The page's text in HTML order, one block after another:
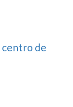
centro de